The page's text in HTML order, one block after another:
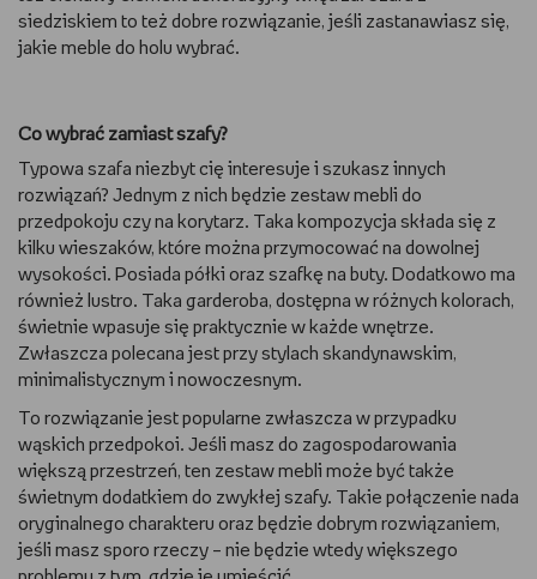
siedziskiem to też dobre rozwiązanie, jeśli zastanawiasz się,
jakie meble do holu wybrać.
Co wybrać zamiast szafy?
Typowa szafa niezbyt cię interesuje i szukasz innych
rozwiązań? Jednym z nich będzie zestaw mebli do
przedpokoju czy na korytarz. Taka kompozycja składa się z
kilku wieszaków, które można przymocować na dowolnej
wysokości. Posiada półki oraz szafkę na buty. Dodatkowo ma
również lustro. Taka garderoba, dostępna w różnych kolorach,
świetnie wpasuje się praktycznie w każde wnętrze.
Zwłaszcza polecana jest przy stylach skandynawskim,
minimalistycznym i nowoczesnym.
To rozwiązanie jest popularne zwłaszcza w przypadku
wąskich przedpokoi. Jeśli masz do zagospodarowania
większą przestrzeń, ten zestaw mebli może być także
świetnym dodatkiem do zwykłej szafy. Takie połączenie nada
oryginalnego charakteru oraz będzie dobrym rozwiązaniem,
jeśli masz sporo rzeczy – nie będzie wtedy większego